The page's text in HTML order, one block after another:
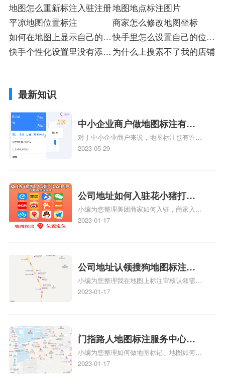
驻注册
地图怎么重新标注入驻注册地图地点标注图片
平凉地图位置标注
商家怎么修改地图坐标
如何在地图上显示自己的店
面
快手里怎么设置自己的位置
名称
快手个性化设置里没有添加 为什么上搜索不了我的店铺
最新知识
中小企业商户做地图标注有什
么好处
对于中小企业商户来说，地图标注也有许多
好处，包括：提高可见性和曝光率：通过在
位置，增加商户被发现的机会。方便客户导
航：地图标注可以帮助客户更容易地找到商
户的实际位置。特别是对于新客户或不熟悉
该地区的客户来说，地图标注可以提供明确
图标注服务中心面的存在。对于一些客户来
说，实体指路人地
2023-05-29
公司地址如何入驻花小猪打车
地图标记？指路人地图标注服
务中心铺如何入驻花小猪打车
小编为您整理美团商家如何入驻，商家入驻
教程、商家如何入驻地图、如何入驻地:、
2023-01-17
公司地址认领搜狗地图标注多
久审核？公司地址认领地图标
注多久审核？
小编为您整理我在地图上标注审核认领需要
多久、我在地图上标注审核认领需要多久
情可查看下方正文！
2023-01-17
门指路人地图标注服务中心如
何做花小猪打车地图位置标
记？门指路人地图标注服务中
小编为您整理如何做地图标记、地图如何做
标记、so搜街景中如何做标记、360e启花贷
2023-01-17